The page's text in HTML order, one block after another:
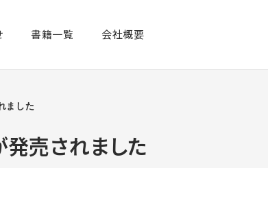
書籍一覧​ 会社概要
ました
発売されました